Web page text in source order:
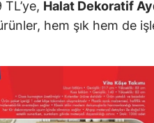
Kırıkkale
Bartın
Halat Dekoratif
hem şık hem de